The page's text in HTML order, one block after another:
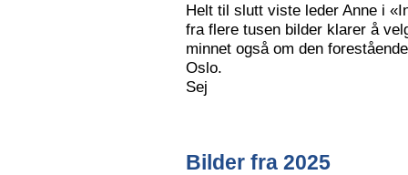
Helt til slutt viste leder Anne i
fra flere tusen bilder klarer å
minnet også om den
Oslo.
Sej
Bilder fra 2025